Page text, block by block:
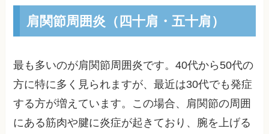
肩関節周囲炎（四十肩・五十肩）
最も多いのが肩関節周囲炎です。40代から50代の
方に特に多く見られますが、最近は30代でも発症
する方が増えています。この場合、肩関節の周囲
にある筋肉や腱に炎症が起きており、腕を上げる